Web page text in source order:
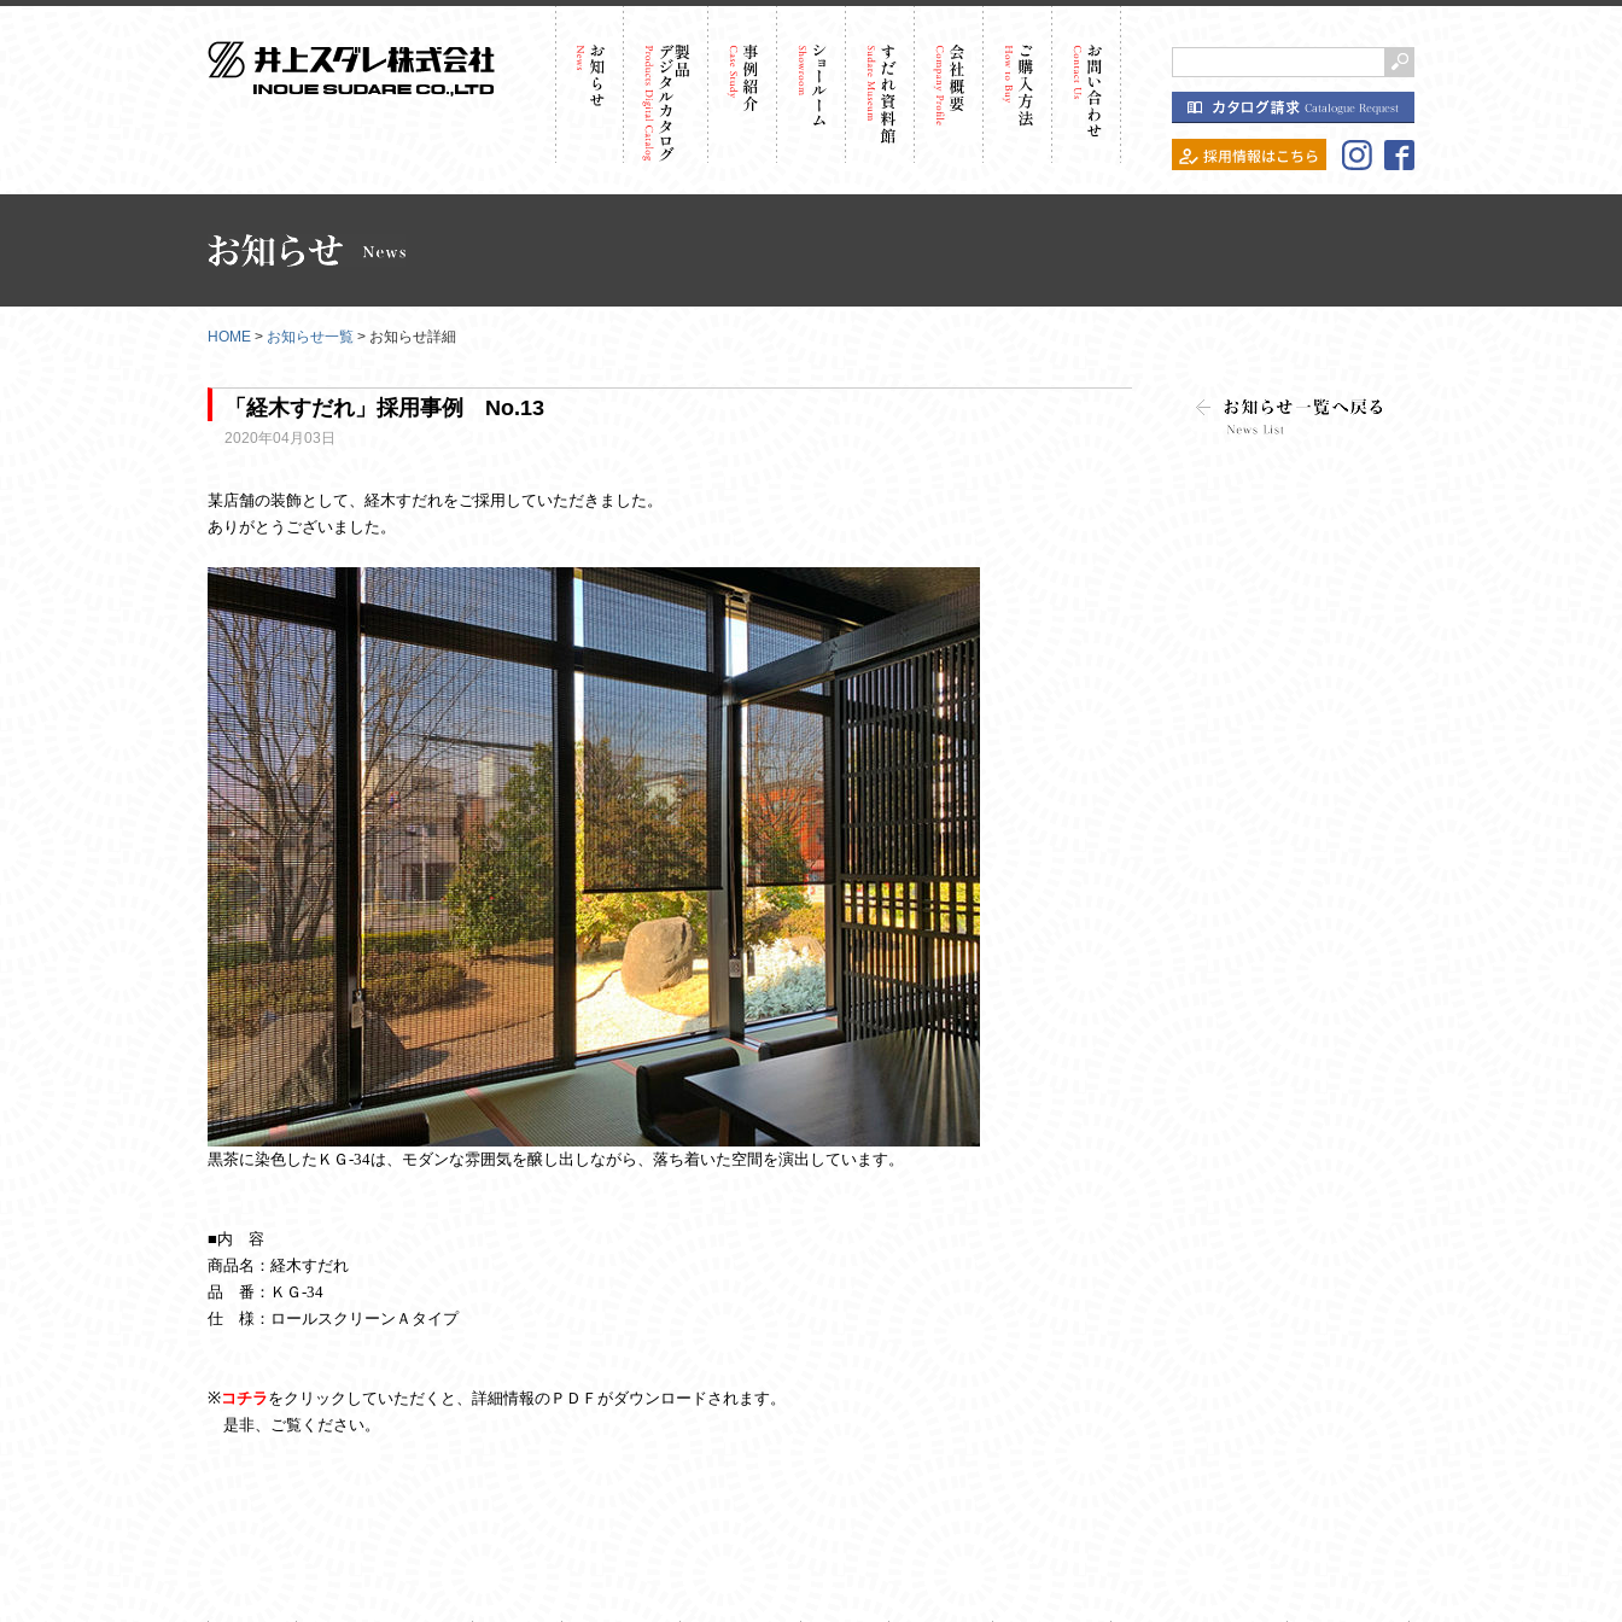
HOME > お知らせ一覧 > お知らせ詳細
「経木すだれ」採用事例 No.13
2020年04月03日
某店舗の装飾として、経木すだれをご採用していただきました。
ありがとうございました。
黒茶に染色したＫＧ-34は、モダンな雰囲気を醸し出しながら、落ち着いた空間を演出しています。
■内 容
商品名：経木すだれ
品 番：ＫＧ-34
仕 様：ロールスクリーンＡタイプ
※コチラをクリックしていただくと、詳細情報のＰＤＦがダウンロードされます。
是非、ご覧ください。